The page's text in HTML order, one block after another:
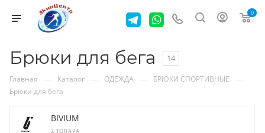
0
Брюки для бега 14
Главная — Каталог — ОДЕЖДА — БРЮКИ СПОРТИВНЫЕ —
Брюки для бега
BIVIUM
2 ТОВАРА